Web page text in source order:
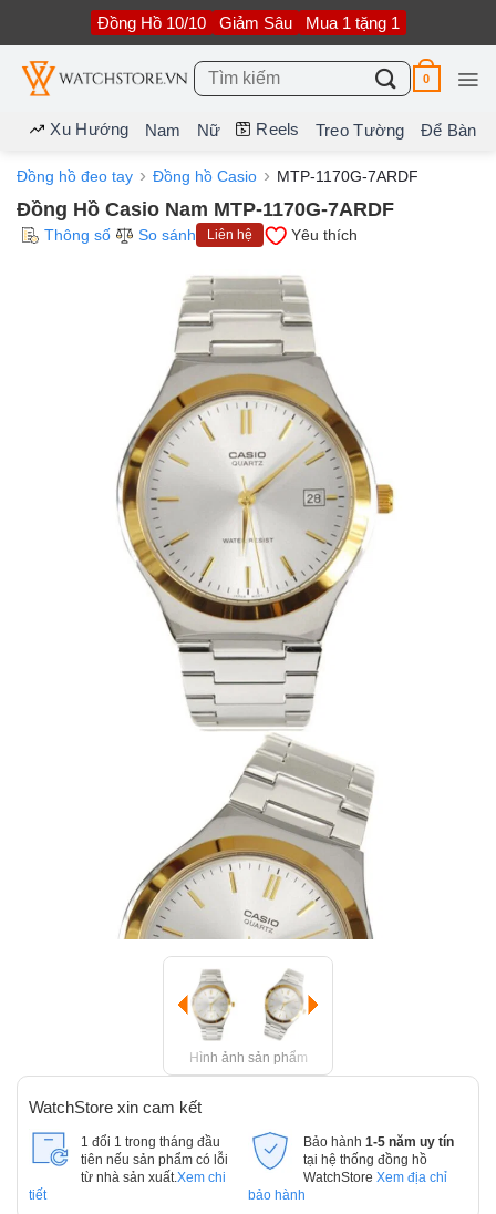
nội
dung
Đồng Hồ 10/10 Giảm Sâu Mua 1 tặng 1
Tìm
kiếm:
0
Xu Hướng Nam Nữ Reels Treo Tường Để Bàn
Đồng hồ đeo tay Đồng hồ Casio MTP-1170G-7ARDF
Đồng Hồ Casio Nam MTP-1170G-7ARDF
Thông số So sánh Liên hệ Yêu thích
Hình ảnh sản phẩm
WatchStore xin cam kết
1 đổi 1 trong tháng đầu
tiên nếu sản phẩm có lỗi
từ nhà sản xuất. Xem chi
tiết
Bảo hành 1-5 năm uy tín
tại hệ thống đồng hồ
WatchStore Xem địa chỉ
bảo hành